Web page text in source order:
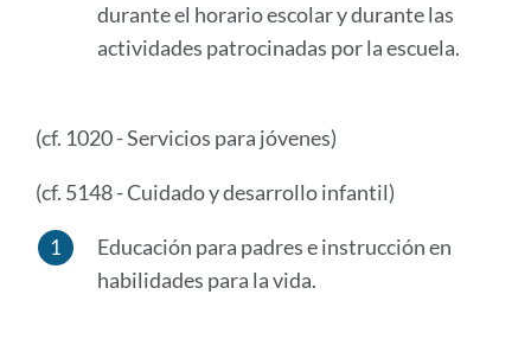
durante el horario escolar y durante las
actividades patrocinadas por la escuela.
(cf. 1020 - Servicios para jóvenes)
(cf. 5148 - Cuidado y desarrollo infantil)
Educación para padres e instrucción en
habilidades para la vida.